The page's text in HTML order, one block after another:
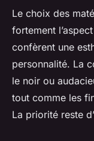
Le choix des
fortement
confèrent une
personnalité. La
le noir ou
tout comme les
La priorité reste